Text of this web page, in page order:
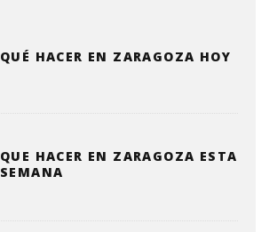
QUÉ HACER EN ZARAGOZA HOY
QUE HACER EN ZARAGOZA ESTA
SEMANA